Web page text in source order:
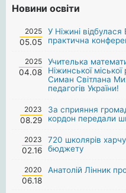
Новини освіти
2025
05.05
У Ніжині
практична
2025
04.08
Учителька
Ніжинської
Симан Світлана
педагогів України!
2023
08.29
За сприяння
кордон передали
2023
02.16
720 школярів
бюджету
2020
06.18
Анатолій Лінник